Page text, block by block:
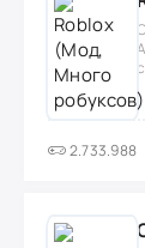
2.733.988